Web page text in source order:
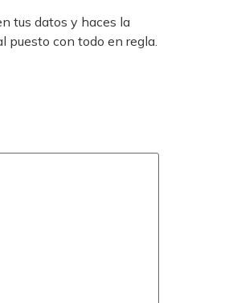
tus datos y haces la
puesto con todo en regla.